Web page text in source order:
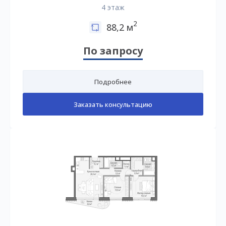
4 этаж
88,2 м2
По запросу
Подробнее
Заказать консультацию